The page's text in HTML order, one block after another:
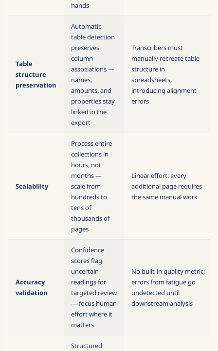
hands
Table
structure
preservation
Automatic
table detection
preserves
column
associations —
names,
amounts, and
properties stay
linked in the
export
Transcribers must
manually recreate table
structure in
spreadsheets,
introducing alignment
errors
Scalability
Process entire
collections in
hours, not
months —
scale from
hundreds to
tens of
thousands of
pages
Linear effort: every
additional page requires
the same manual work
Accuracy
validation
Confidence
scores flag
uncertain
readings for
targeted review
— focus human
effort where it
matters
No built-in quality metric;
errors from fatigue go
undetected until
downstream analysis
Structured